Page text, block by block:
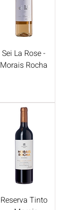
Sei La Rose -
Morais Rocha
Reserva Tinto